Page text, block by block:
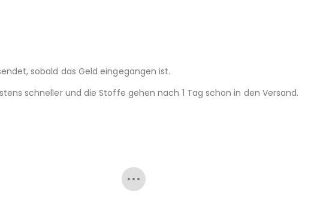
sobald das Geld eingegangen ist.
schneller und die Stoffe gehen nach 1 Tag schon in den Versand.